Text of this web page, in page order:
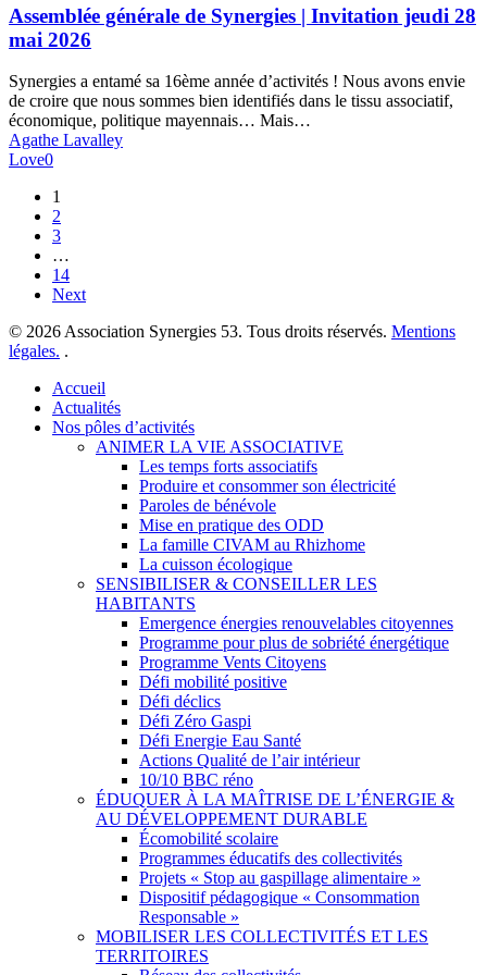
Synergies
|
Invitation
28
mai
2026
Assemblée générale de Synergies | Invitation jeudi 28
mai 2026
Synergies a entamé sa 16ème année d’activités ! Nous avons envie
de croire que nous sommes bien identifiés dans le tissu associatif,
économique, politique mayennais… Mais…
Agathe Lavalley
Love0
1
2
3
…
14
Next
© 2026 Association Synergies 53. Tous droits réservés. Mentions
légales. .
Close
Menu
Accueil
Actualités
Nos pôles d’activités
ANIMER LA VIE ASSOCIATIVE
Les temps forts associatifs
Produire et consommer son électricité
Paroles de bénévole
Mise en pratique des ODD
La famille CIVAM au Rhizhome
La cuisson écologique
SENSIBILISER & CONSEILLER LES
HABITANTS
Emergence énergies renouvelables citoyennes
Programme pour plus de sobriété énergétique
Programme Vents Citoyens
Défi mobilité positive
Défi déclics
Défi Zéro Gaspi
Défi Energie Eau Santé
Actions Qualité de l’air intérieur
10/10 BBC réno
ÉDUQUER À LA MAÎTRISE DE L’ÉNERGIE &
AU DÉVELOPPEMENT DURABLE
Écomobilité scolaire
Programmes éducatifs des collectivités
Projets « Stop au gaspillage alimentaire »
Dispositif pédagogique « Consommation
Responsable »
MOBILISER LES COLLECTIVITÉS ET LES
TERRITOIRES